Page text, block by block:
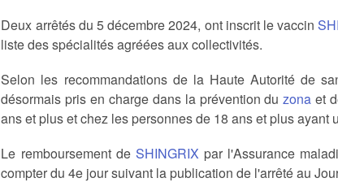
Deux arrêtés du 5 décembre 2024, ont inscrit le vaccin
liste des spécialités agréées aux collectivités.
Selon les recommandations de la Haute Autorité de
désormais pris en charge dans la prévention duzona et
ans et plus et chez les personnes de 18 ans et plus ayant
Le remboursement de SHINGRIX par l'Assurance
compter du 4e jour suivant la publication de l'arrêté au